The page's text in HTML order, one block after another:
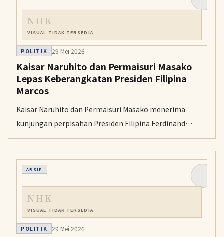
NHK
VISUAL TIDAK TERSEDIA
POLITIK 29 Mei 2026
Kaisar Naruhito dan Permaisuri Masako
Lepas Keberangkatan Presiden Filipina
Marcos
Kaisar Naruhito dan Permaisuri Masako menerima
kunjungan perpisahan Presiden Filipina Ferdinand
Marcos Jr. di kediaman Kekaisaran Tokyo sebelum
mengakhiri kunjungan kenegaraannya di Jepang.
ARSIP
NHK
VISUAL TIDAK TERSEDIA
POLITIK 29 Mei 2026